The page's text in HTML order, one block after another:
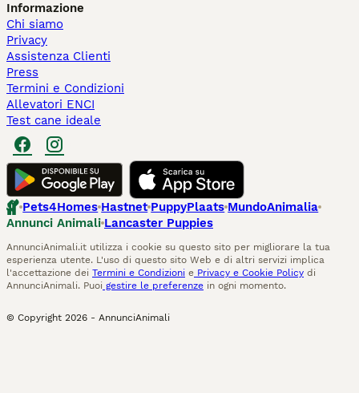
Informazione
Chi siamo
Privacy
Assistenza Clienti
Press
Termini e Condizioni
Allevatori ENCI
Test cane ideale
Pets4Homes Hastnet PuppyPlaats MundoAnimalia
Annunci Animali Lancaster Puppies
AnnunciAnimali.it utilizza i cookie su questo sito per migliorare la tua
esperienza utente. L'uso di questo sito Web e di altri servizi implica
l'accettazione dei Termini e Condizioni e Privacy e Cookie Policy di
AnnunciAnimali. Puoi gestire le preferenze in ogni momento.
© Copyright 2026 - AnnunciAnimali